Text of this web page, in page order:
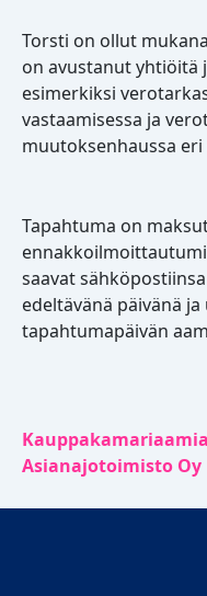
Torsti on ollut
on avustanut yhtiöitä
esimerkiksi
vastaamisessa ja
muutoksenhaussa eri
Tapahtuma on
saavat
edeltävänä päivänä
tapahtumapäivän
Asianajotoimisto Oy